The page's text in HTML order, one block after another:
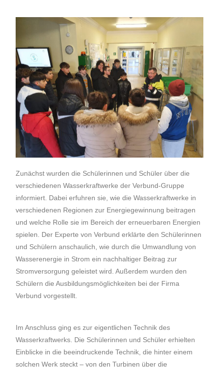
Zunächst wurden die Schülerinnen und Schüler über die
verschiedenen Wasserkraftwerke der Verbund-Gruppe
informiert. Dabei erfuhren sie, wie die Wasserkraftwerke in
verschiedenen Regionen zur Energiegewinnung beitragen
und welche Rolle sie im Bereich der erneuerbaren Energien
spielen. Der Experte von Verbund erklärte den Schülerinnen
und Schülern anschaulich, wie durch die Umwandlung von
Wasserenergie in Strom ein nachhaltiger Beitrag zur
Stromversorgung geleistet wird. Außerdem wurden den
Schülern die Ausbildungsmöglichkeiten bei der Firma
Verbund vorgestellt.
Im Anschluss ging es zur eigentlichen Technik des
Wasserkraftwerks. Die Schülerinnen und Schüler erhielten
Einblicke in die beeindruckende Technik, die hinter einem
solchen Werk steckt – von den Turbinen über die